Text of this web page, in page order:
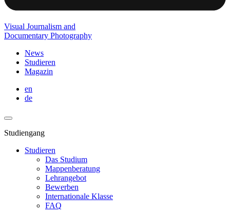
Visual Journalism and
Documentary Photography
News
Studieren
Magazin
en
de
Studiengang
Studieren
Das Studium
Mappenberatung
Lehrangebot
Bewerben
Internationale Klasse
FAQ